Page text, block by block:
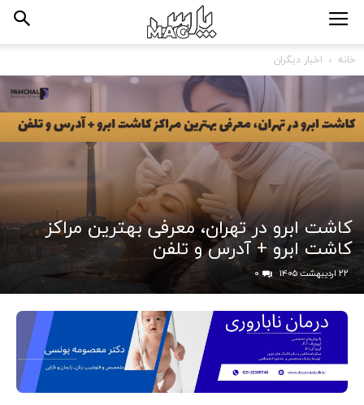
خانه اخبار دیگران
کاشت ابرو در تهران، معرفی بهترین مراکز
کاشت ابرو + آدرس و تلفن
۲۲ اردیبهشت ۱۴۰۵ ۰